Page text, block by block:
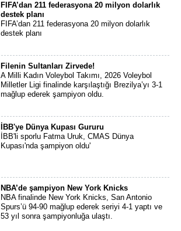
FIFA’dan 211 federasyona 20 milyon dolarlık
destek planı
FIFA’dan 211 federasyona 20 milyon dolarlık
destek planı
Filenin Sultanları Zirvede!
A Milli Kadın Voleybol Takımı, 2026 Voleybol
Milletler Ligi finalinde karşılaştığı Brezilya’yı 3-1
mağlup ederek şampiyon oldu.
İBB'ye Dünya Kupası Gururu
İBB'li sporlu Fatma Uruk, CMAS Dünya
Kupası'nda şampiyon oldu'
NBA’de şampiyon New York Knicks
NBA finalinde New York Knicks, San Antonio
Spurs’ü 94-90 mağlup ederek seriyi 4-1 yaptı ve
53 yıl sonra şampiyonluğa ulaştı.